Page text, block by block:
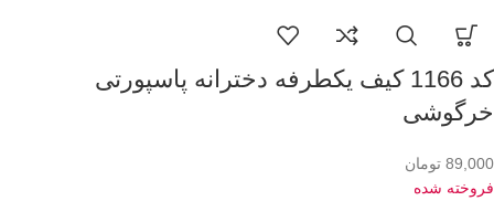
کد 1166 کیف یکطرفه دخترانه پاسپورتی
خرگوشی
89,000 تومان
فروخته شده